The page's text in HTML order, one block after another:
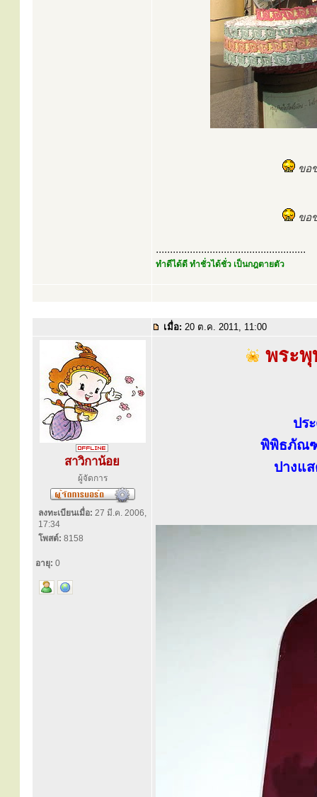
ขอข
ขอ
.....................................................
ทำดีได้ดี ทำชั่วได้ชั่ว เป็นกฎตายตัว
เมื่อ: 20 ต.ค. 2011, 11:00
สาวิกาน้อย
ผู้จัดการ
ลงทะเบียนเมื่อ: 27 มี.ค. 2006,
17:34
โพสต์: 8158
อายุ: 0
พระพุ
ปร
พิพิธภัณฑ
ปางแ